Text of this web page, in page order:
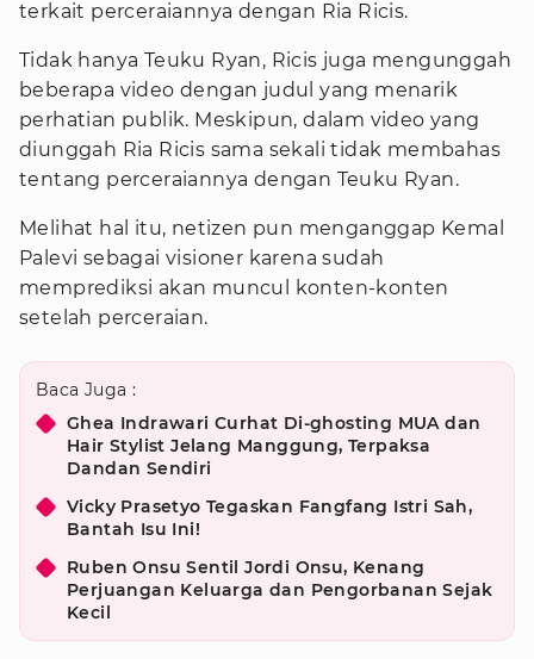
terkait perceraiannya dengan Ria Ricis.
Tidak hanya Teuku Ryan, Ricis juga mengunggah
beberapa video dengan judul yang menarik
perhatian publik. Meskipun, dalam video yang
diunggah Ria Ricis sama sekali tidak membahas
tentang perceraiannya dengan Teuku Ryan.
Melihat hal itu, netizen pun menganggap Kemal
Palevi sebagai visioner karena sudah
memprediksi akan muncul konten-konten
setelah perceraian.
Baca Juga :
Ghea Indrawari Curhat Di-ghosting MUA dan
Hair Stylist Jelang Manggung, Terpaksa
Dandan Sendiri
Vicky Prasetyo Tegaskan Fangfang Istri Sah,
Bantah Isu Ini!
Ruben Onsu Sentil Jordi Onsu, Kenang
Perjuangan Keluarga dan Pengorbanan Sejak
Kecil